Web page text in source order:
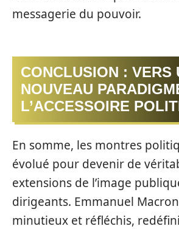
messagerie du pouvoir.
CONCLUSION : VERS
NOUVEAU
L’ACCESSOIRE
En somme, les montres
évolué pour devenir de
extensions de l’image
dirigeants. Emmanuel
minutieux et réfléchis,